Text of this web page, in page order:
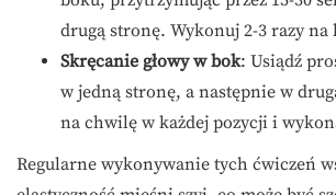
drugą stronę. Wykonuj 2-3 razy na
Skręcanie głowy w bok: Usiądź
w jedną stronę, a następnie w
na chwilę w każdej pozycji i
Regularne wykonywanie tych ćwiczeń